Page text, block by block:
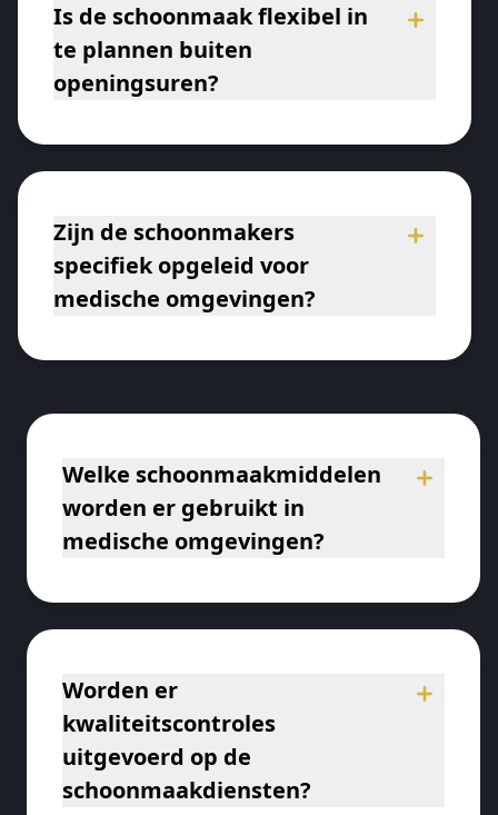
Is de schoonmaak flexibel in
te plannen buiten
openingsuren?
Zijn de schoonmakers
specifiek opgeleid voor
medische omgevingen?
Welke schoonmaakmiddelen
worden er gebruikt in
medische omgevingen?
Worden er
kwaliteitscontroles
uitgevoerd op de
schoonmaakdiensten?